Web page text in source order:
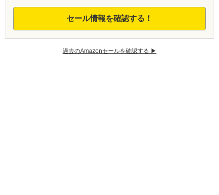
セール情報を確認する！
過去のAmazonセールを確認する ▶︎